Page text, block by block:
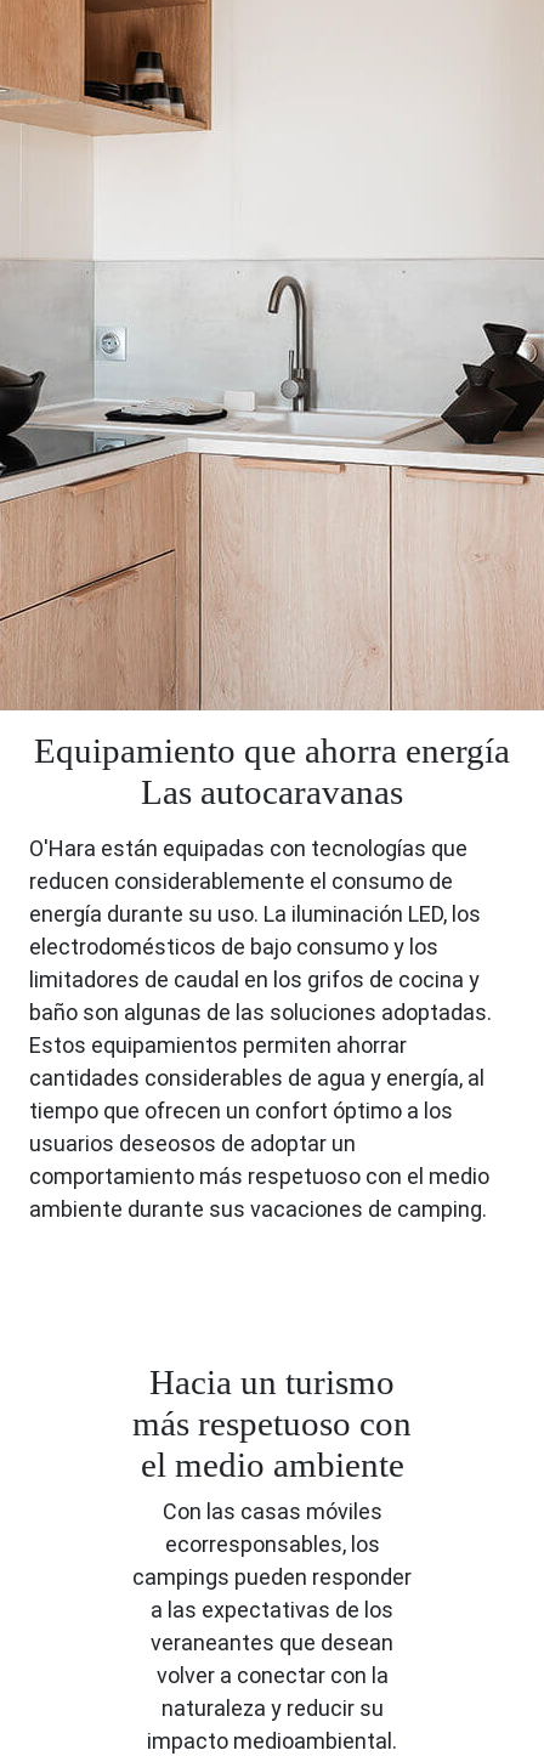
Equipamiento que ahorra energía
Las autocaravanas
O'Hara están equipadas con tecnologías que
reducen considerablemente el consumo de
energía durante su uso. La iluminación LED, los
electrodomésticos de bajo consumo y los
limitadores de caudal en los grifos de cocina y
baño son algunas de las soluciones adoptadas.
Estos equipamientos permiten ahorrar
cantidades considerables de agua y energía, al
tiempo que ofrecen un confort óptimo a los
usuarios deseosos de adoptar un
comportamiento más respetuoso con el medio
ambiente durante sus vacaciones de camping.
Hacia un turismo
más respetuoso con
el medio ambiente
Con las casas móviles
ecorresponsables, los
campings pueden responder
a las expectativas de los
veraneantes que desean
volver a conectar con la
naturaleza y reducir su
impacto medioambiental.